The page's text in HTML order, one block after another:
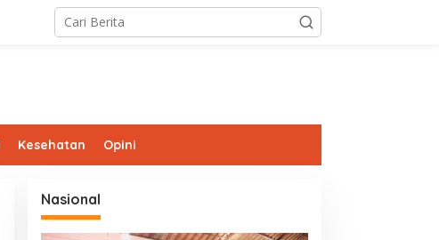
Kesehatan Opini
Nasional